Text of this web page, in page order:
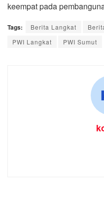
keempat pada
Tags: Berita Langkat
PWI Langkat
PWI Sumut